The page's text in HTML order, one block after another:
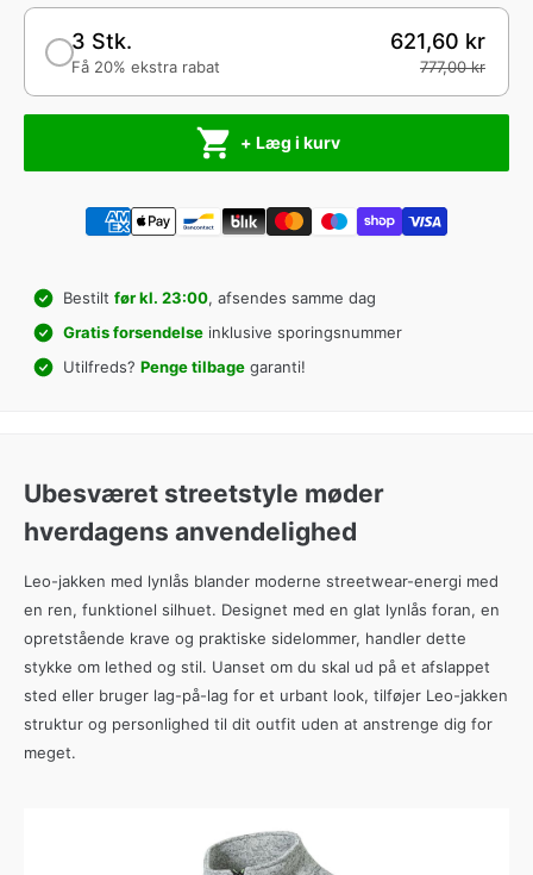
3 Stk.
Få 20% ekstra rabat
621,60 kr
777,00 kr
+ Læg i kurv
Bestilt før kl. 23:00, afsendes samme dag
Gratis forsendelseinklusive sporingsnummer
Utilfreds? Penge tilbagegaranti!
Ubesværet streetstyle møder
hverdagens anvendelighed
Leo-jakken med lynlås blander moderne streetwear-energi med
en ren, funktionel silhuet. Designet med en glat lynlås foran, en
opretstående krave og praktiske sidelommer, handler dette
stykke om lethed og stil. Uanset om du skal ud på et afslappet
sted eller bruger lag-på-lag for et urbant look, tilføjer Leo-jakken
struktur og personlighed til dit outfit uden at anstrenge dig for
meget.